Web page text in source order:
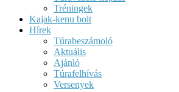
Tréningek
Kajak-kenu bolt
Hírek
Túrabeszámoló
Aktuális
Ajánló
Túrafelhívás
Versenyek